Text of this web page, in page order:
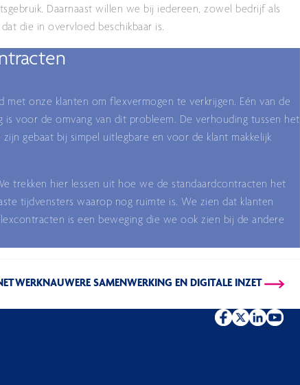
Daarnaast willen we bij iedereen, zowel bedrijf als
die in overvloed beschikbaar is.
onze klanten om flexvermogen te verkrijgen. Eén van de
is voor de omvang van dit probleem. De verhouding tussen het
gebaat bij simpel uitlegbare en voor de klant makkelijk
trekken hier lessen uit hoe we de standaardcontracten het
tijdvensters waarop nog ruimte is. We zien dat klanten
is een beweging die we ook zien bij de andere
NAUWERE SAMENWERKING EN DIGITALE INZET